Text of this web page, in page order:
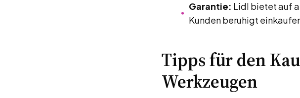
Garantie: Lidl bietet auf
Kunden beruhigt
Tipps für den
Werkzeugen